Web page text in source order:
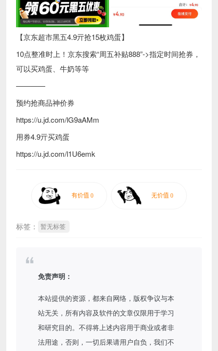
【京东超市黑五4.9亓抢15枚鸡蛋】
10点整准时上！京东搜索“周五补贴888”->指定时间抢券，
可以买鸡蛋、牛奶等等
————
预约抢商品神价券
https://u.jd.com/lG9aAMm
用券4.9亓买鸡蛋
https://u.jd.com/l1U6emk
标签： 暂无标签
免责声明：
本站提供的资源，都来自网络，版权争议与本
站无关，所有内容及软件的文章仅限用于学习
和研究目的。不得将上述内容用于商业或者非
法用途，否则，一切后果请用户自负，我们不